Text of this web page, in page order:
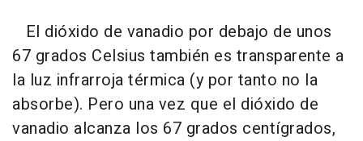
El dióxido de vanadio por debajo de unos
67 grados Celsius también es transparente a
la luz infrarroja térmica (y por tanto no la
absorbe). Pero una vez que el dióxido de
vanadio alcanza los 67 grados centígrados,